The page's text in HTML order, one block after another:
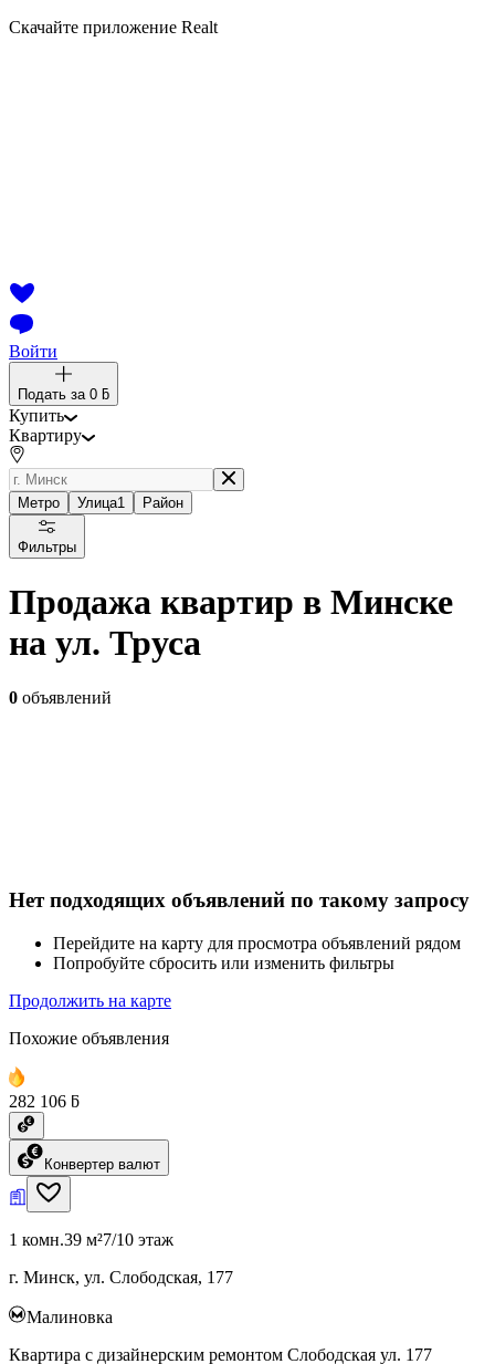
Скачайте приложение Realt
Войти
Подать за 0 ƃ
Купить
Квартиру
Метро Улица1 Район
Фильтры
Продажа квартир в Минске
на ул. Труса
0 объявлений
Нет подходящих объявлений по такому запросу
Перейдите на карту для просмотра объявлений рядом
Попробуйте сбросить или изменить фильтры
Продолжить на карте
Похожие объявления
282 106 ƃ
Конвертер валют
1 комн.39 м²7/10 этаж
г. Минск, ул. Слободская, 177
Малиновка
Квартира с дизайнерским ремонтом Слободская ул. 177